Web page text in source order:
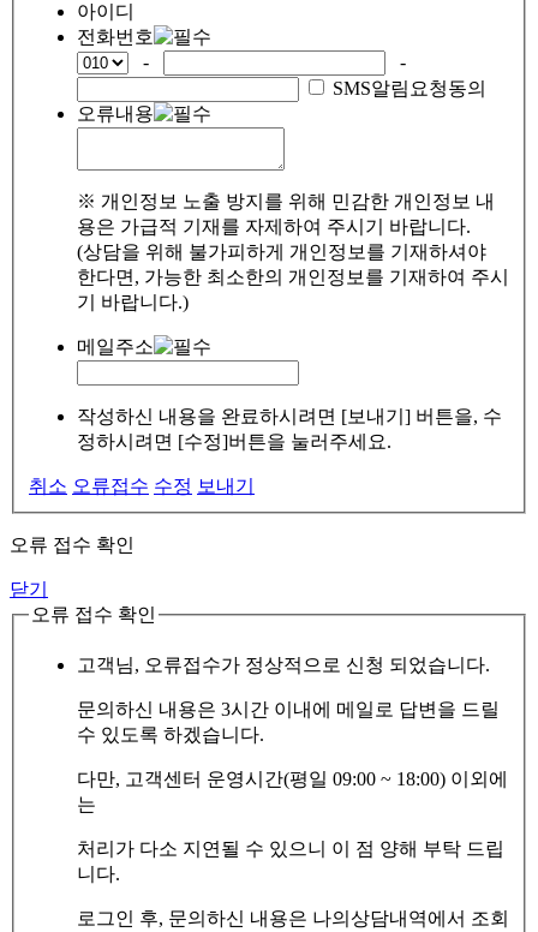
아이디
전화번호
-
-
SMS알림요청동의
오류내용
※ 개인정보 노출 방지를 위해 민감한 개인정보 내
용은 가급적 기재를 자제하여 주시기 바랍니다.
(상담을 위해 불가피하게 개인정보를 기재하셔야
한다면, 가능한 최소한의 개인정보를 기재하여 주시
기 바랍니다.)
메일주소
작성하신 내용을 완료하시려면 [보내기] 버튼을, 수
정하시려면 [수정]버튼을 눌러주세요.
취소 오류접수 수정 보내기
오류 접수 확인
닫기
오류 접수 확인
고객님, 오류접수가 정상적으로 신청 되었습니다.
문의하신 내용은 3시간 이내에 메일로 답변을 드릴
수 있도록 하겠습니다.
다만, 고객센터 운영시간(평일 09:00 ~ 18:00) 이외에
는
처리가 다소 지연될 수 있으니 이 점 양해 부탁 드립
니다.
로그인 후, 문의하신 내용은 나의상담내역에서 조회